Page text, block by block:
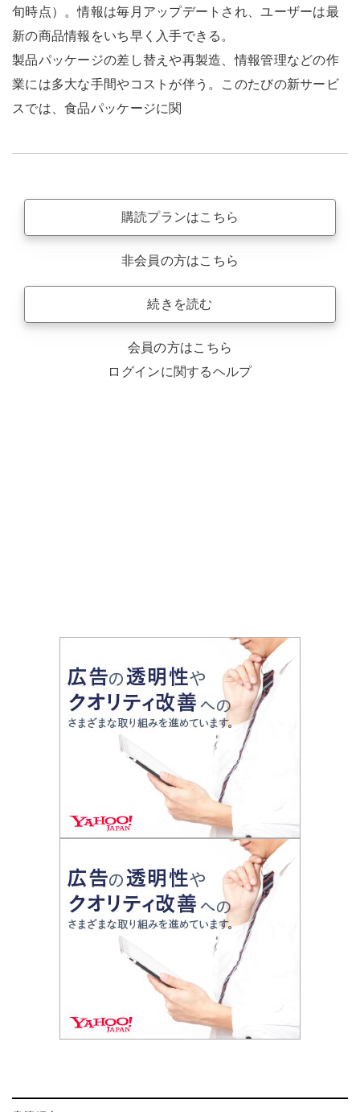
旬時点）。情報は毎月アップデートされ、ユーザーは最
新の商品情報をいち早く入手できる。
製品パッケージの差し替えや再製造、情報管理などの作
業には多大な手間やコストが伴う。このたびの新サービ
スでは、食品パッケージに関
購読プランはこちら
非会員の方はこちら
続きを読む
会員の方はこちら
ログインに関するヘルプ